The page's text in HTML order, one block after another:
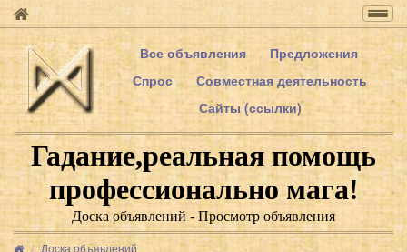
Все объявления
Предложения
Спрос
Совместная деятельность
Сайты (ссылки)
Гадание,реальная помощь
профессионально мага!
Доска объявлений - Просмотр объявления
Доска объявлений